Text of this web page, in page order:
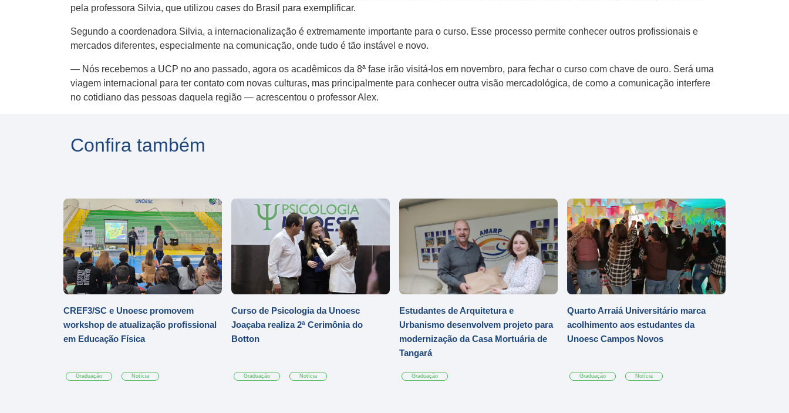
pela professora Silvia, que utilizou cases do Brasil para exemplificar.
Segundo a coordenadora Silvia, a internacionalização é extremamente importante para o curso. Esse processo permite conhecer outros profissionais e
mercados diferentes, especialmente na comunicação, onde tudo é tão instável e novo.
— Nós recebemos a UCP no ano passado, agora os acadêmicos da 8ª fase irão visitá-los em novembro, para fechar o curso com chave de ouro. Será uma
viagem internacional para ter contato com novas culturas, mas principalmente para conhecer outra visão mercadológica, de como a comunicação interfere
no cotidiano das pessoas daquela região — acrescentou o professor Alex.
Confira também
CREF3/SC e Unoesc promovem
workshop de atualização profissional
em Educação Física
Graduação Notícia
Curso de Psicologia da Unoesc
Joaçaba realiza 2ª Cerimônia do
Botton
Graduação Notícia
Estudantes de Arquitetura e
Urbanismo desenvolvem projeto para
modernização da Casa Mortuária de
Tangará
Graduação
Quarto Arraiá Universitário marca
acolhimento aos estudantes da
Unoesc Campos Novos
Graduação Notícia